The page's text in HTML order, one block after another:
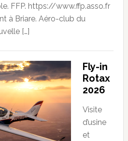
FFP. https://www.ffp.asso.fr
à Briare. Aéro-club du
[…]
Fly-in
Rotax
2026
Visite
d’usine
et